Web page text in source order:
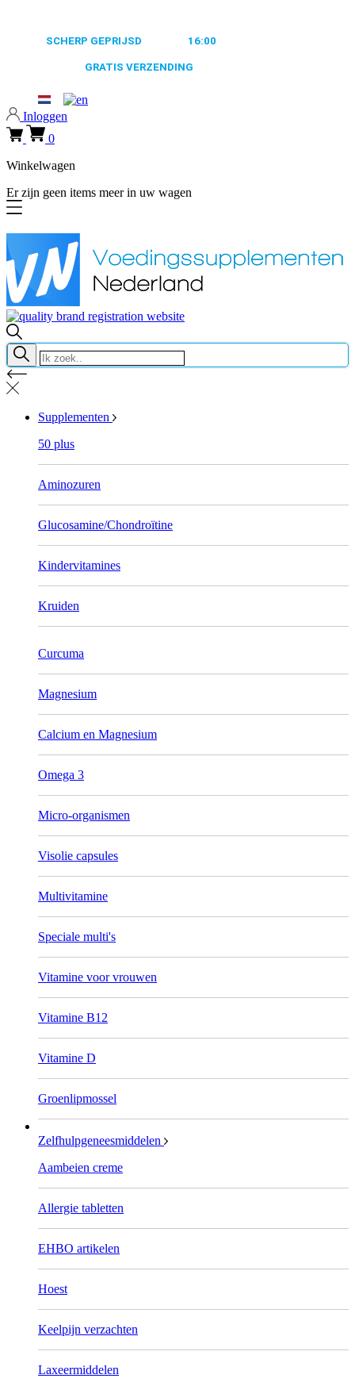
SCHERP GEPRIJSD 16:00
GRATIS VERZENDING
Inloggen
0
Winkelwagen
Er zijn geen items meer in uw wagen
Supplementen
50 plus
Aminozuren
Glucosamine/Chondroïtine
Kindervitamines
Kruiden
Curcuma
Magnesium
Calcium en Magnesium
Omega 3
Micro-organismen
Visolie capsules
Multivitamine
Speciale multi's
Vitamine voor vrouwen
Vitamine B12
Vitamine D
Groenlipmossel
Zelfhulpgeneesmiddelen
Aambeien creme
Allergie tabletten
EHBO artikelen
Hoest
Keelpijn verzachten
Laxeermiddelen